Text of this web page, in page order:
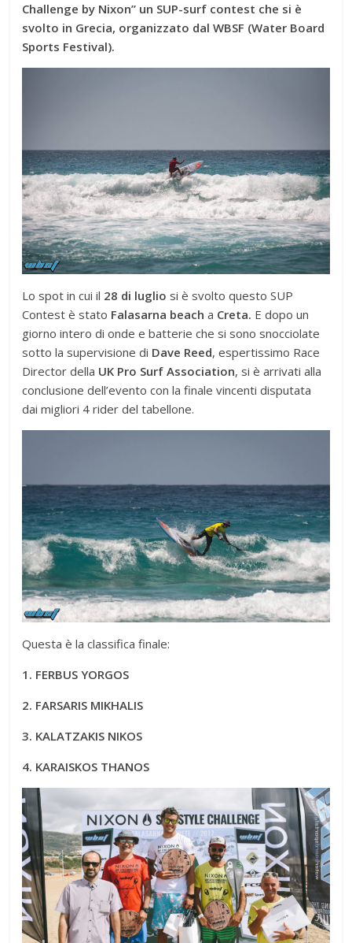
Challenge by Nixon” un SUP-surf contest che si è
svolto in Grecia, organizzato dal WBSF (Water Board
Sports Festival).
Lo spot in cui il 28 di luglio si è svolto questo SUP
Contest è stato Falasarna beach a Creta. E dopo un
giorno intero di onde e batterie che si sono snocciolate
sotto la supervisione di Dave Reed, espertissimo Race
Director della UK Pro Surf Association, si è arrivati alla
conclusione dell’evento con la finale vincenti disputata
dai migliori 4 rider del tabellone.
Questa è la classifica finale:
1. FERBUS YORGOS
2. FARSARIS MIKHALIS
3. KALATZAKIS NIKOS
4. KARAISKOS THANOS